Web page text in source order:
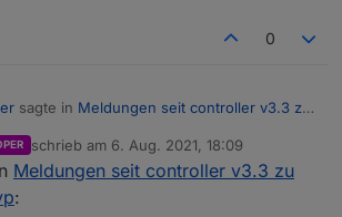
0
sagte in Meldungen seit controller v3.3 zu
hat auch den Synology Adapter
, der ist auch Down .
seine Adapter gelöscht, warum auch
schrieb am 6. Aug. 2021, 18:09
zuletzt editiert von
Meldungen seit controller v3.3 zu
: